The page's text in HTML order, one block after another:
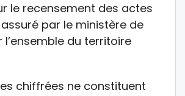
le recensement des actes
par le ministère de
l’ensemble du territoire
chiffrées ne constituent